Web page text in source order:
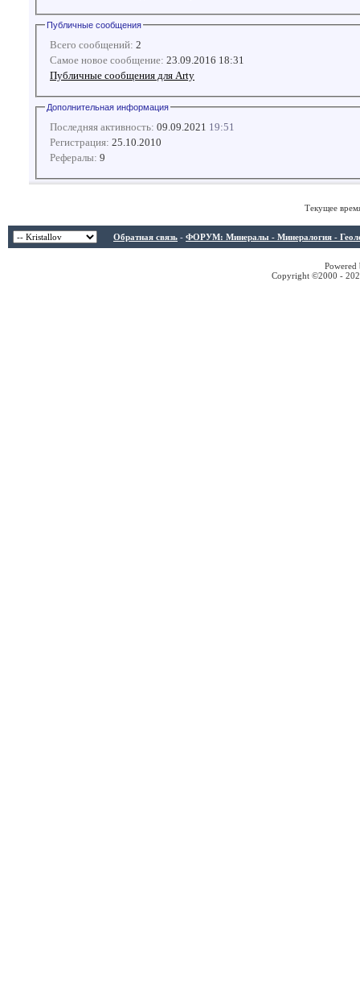
Публичные сообщения
Всего сообщений: 2
Самое новое сообщение: 23.09.2016 18:31
Публичные сообщения для Arty
Дополнительная информация
Последняя активность: 09.09.2021 19:51
Регистрация: 25.10.2010
Рефералы: 9
Текущее
Обратная связь - ФОРУМ: Минералы - Минералогия -
Copyright ©2000 -